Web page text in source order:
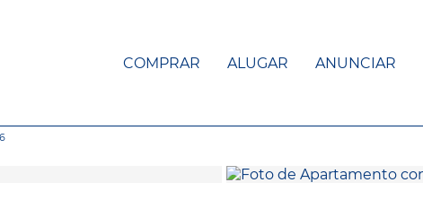
COMPRAR ALUGAR ANUNCIAR